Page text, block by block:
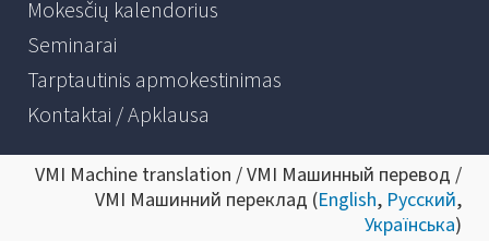
Mokesčių kalendorius
Seminarai
Tarptautinis apmokestinimas
Kontaktai / Apklausa
VMI Machine translation / VMI Машинный перевод /
VMI Машинний переклад (English, Русский,
Українська)